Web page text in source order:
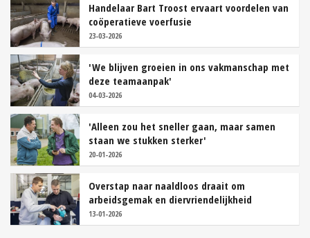
Handelaar Bart Troost ervaart voordelen van
coöperatieve voerfusie
23-03-2026
'We blijven groeien in ons vakmanschap met
deze teamaanpak'
04-03-2026
'Alleen zou het sneller gaan, maar samen
staan we stukken sterker'
20-01-2026
Overstap naar naaldloos draait om
arbeidsgemak en diervriendelijkheid
13-01-2026